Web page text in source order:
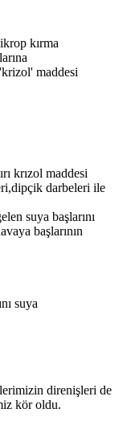
kırma
maddesi
krızol maddesi
darbeleri ile
suya başlarını
başlarının
suya
direnişleri de
kör oldu.